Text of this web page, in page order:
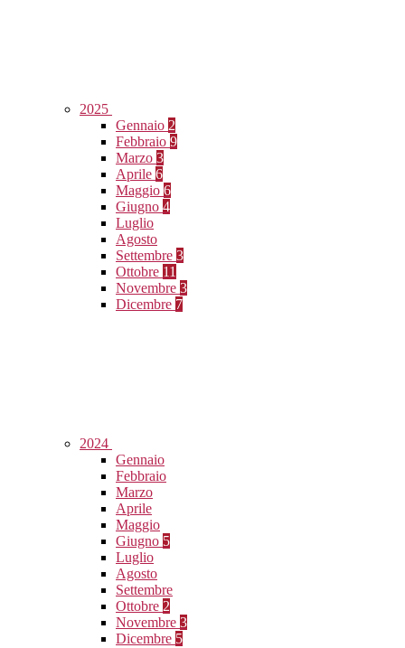
2025
Gennaio 2
Febbraio 9
Marzo 3
Aprile 6
Maggio 6
Giugno 4
Luglio
Agosto
Settembre 3
Ottobre 11
Novembre 3
Dicembre 7
2024
Gennaio
Febbraio
Marzo
Aprile
Maggio
Giugno 5
Luglio
Agosto
Settembre
Ottobre 2
Novembre 3
Dicembre 5